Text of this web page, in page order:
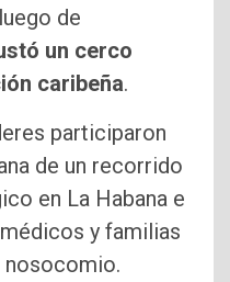
de
un cerco
caribeña.
participaron
de un recorrido
en La Habana e
y familias
nosocomio.